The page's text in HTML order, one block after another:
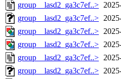
group__lasd2_ga3c7ef..>
group__lasd2_ga3c7ef..>
group__lasd2_ga3c7ef..>
group__lasd2_ga3c7ef..>
group__lasd2_ga3c7ef..>
group__lasd2_ga3c7ef..>